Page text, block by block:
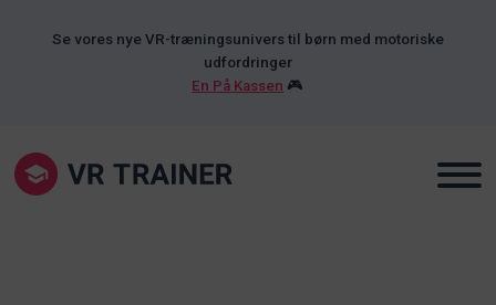
Se vores nye VR-træningsunivers til børn med motoriske
udfordringer
En På Kassen 🎮